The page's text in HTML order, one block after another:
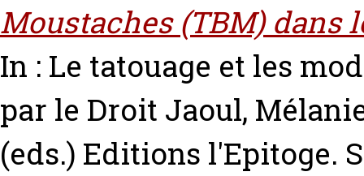
Moustaches (TBM) dans
In : Le tatouage et les
par le Droit Jaoul,
(eds.) Editions l'Epitoge.